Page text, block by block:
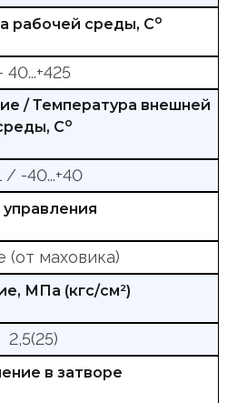
рабочей среды, Со
40...+425
/ Температура внешней
Со
/ -40...+40
управления
(от маховика)
МПа (кгс/см²)
2,5(25)
в затворе